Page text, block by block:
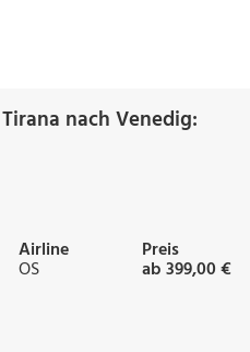
nach Venedig:
Airline
OS
Preis
ab 399,00 €